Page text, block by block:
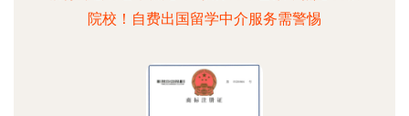
院校！自费出国留学中介服务需警惕